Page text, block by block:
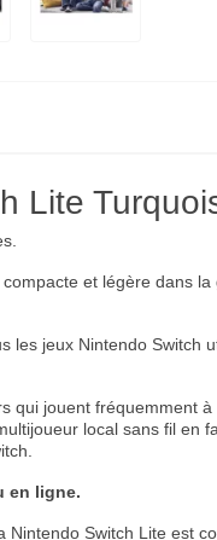
Lite
et légère dans
les jeux Nintendo Switch
qui jouent fréquemment
local sans fil en
en ligne.
Switch Lite est